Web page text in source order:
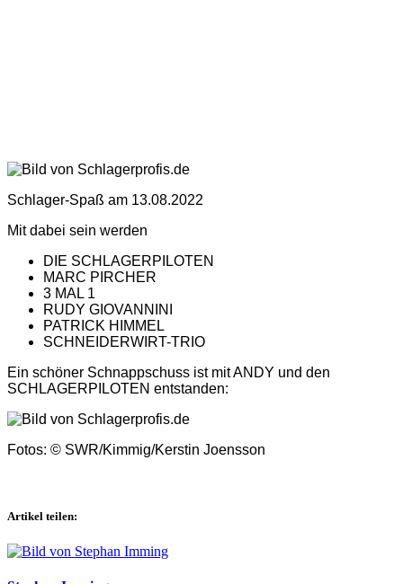
Schlager-Spaß am 13.08.2022
Mit dabei sein werden
DIE SCHLAGERPILOTEN
MARC PIRCHER
3 MAL 1
RUDY GIOVANNINI
PATRICK HIMMEL
SCHNEIDERWIRT-TRIO
Ein schöner Schnappschuss ist mit ANDY und den
SCHLAGERPILOTEN entstanden:
Fotos: © SWR/Kimmig/Kerstin Joensson
Artikel teilen: